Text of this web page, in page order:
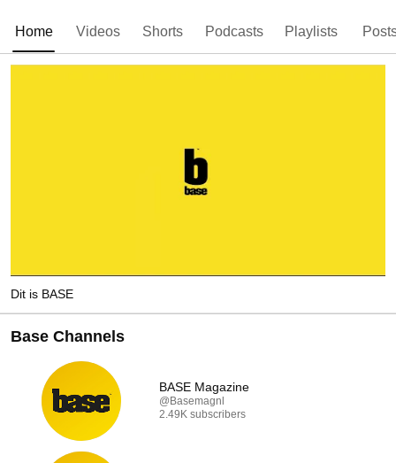
Home Videos Shorts Podcasts Playlists
Dit is BASE
Base Channels
BASE Magazine
@Basemagnl
2.49K subscribers